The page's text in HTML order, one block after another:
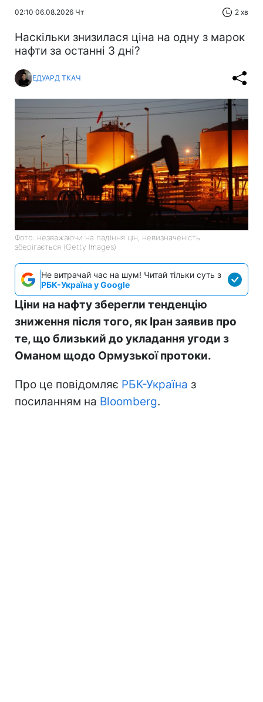
02:10 06.08.2026 Чт 2 хв
Наскільки знизилася ціна на одну з марок
нафти за останні 3 дні?
ЕДУАРД ТКАЧ
Фото: незважаючи на падіння цін, невизначеність
зберігається (Getty Images)
Не витрачай час на шум! Читай тільки суть з
РБК-Україна у Google
Ціни на нафту зберегли тенденцію
зниження після того, як Іран заявив про
те, що близький до укладання угоди з
Оманом щодо Ормузької протоки.
Про це повідомляє РБК-Україна з
посиланням на Bloomberg.